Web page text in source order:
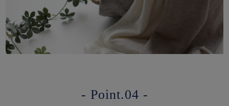
- Point.04 -